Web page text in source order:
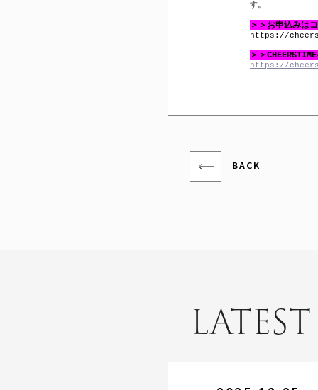
す。
＞＞お申込みは
https://
＞＞CHEERSTIME
https://
BACK